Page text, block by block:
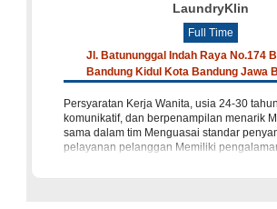
LaundryKlin
Full Time
Jl. Batununggal Indah Raya No.174
Bandung Kidul Kota Bandung Jawa
Persyaratan Kerja Wanita, usia 24-30
komunikatif, dan berpenampilan menarik
sama dalam tim Menguasai standar
pelayanan pelanggan Memiliki